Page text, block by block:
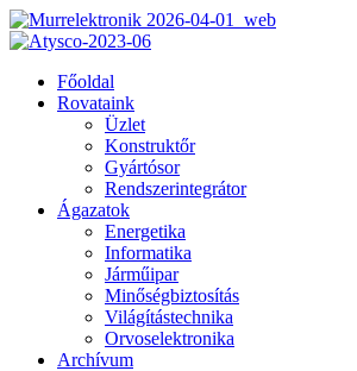
Főoldal
Rovataink
Üzlet
Konstruktőr
Gyártósor
Rendszerintegrátor
Ágazatok
Energetika
Informatika
Járműipar
Minőségbiztosítás
Világítástechnika
Orvoselektronika
Archívum